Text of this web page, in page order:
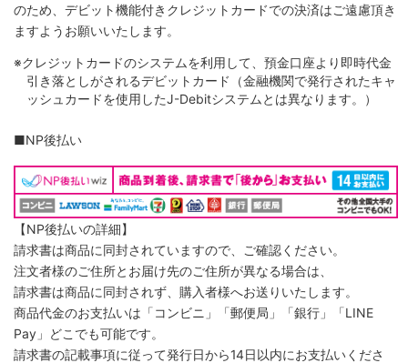
のため、デビット機能付きクレジットカードでの決済はご遠慮頂き
ますようお願いいたします。
※クレジットカードのシステムを利用して、預金口座より即時代金
引き落としがされるデビットカード（金融機関で発行されたキャ
ッシュカードを使用したJ-Debitシステムとは異なります。）
■NP後払い
【NP後払いの詳細】
請求書は商品に同封されていますので、ご確認ください。
注文者様のご住所とお届け先のご住所が異なる場合は、
請求書は商品に同封されず、購入者様へお送りいたします。
商品代金のお支払いは「コンビニ」「郵便局」「銀行」「LINE
Pay」どこでも可能です。
請求書の記載事項に従って発行日から14日以内にお支払いくださ